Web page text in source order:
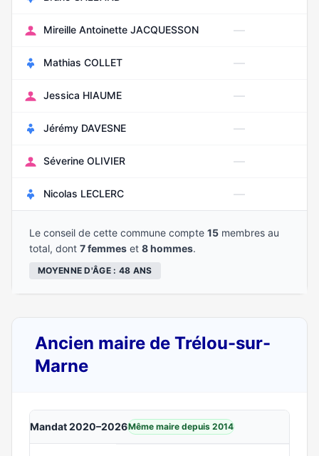
Mireille Antoinette JACQUESSON —
Mathias COLLET —
Jessica HIAUME —
Jérémy DAVESNE —
Séverine OLIVIER —
Nicolas LECLERC —
Le conseil de cette commune compte 15 membres au
total, dont 7 femmes et 8 hommes.
MOYENNE D'ÂGE : 48 ANS
Ancien maire de Trélou-sur-
Marne
Mandat 2020–2026Même maire depuis 2014